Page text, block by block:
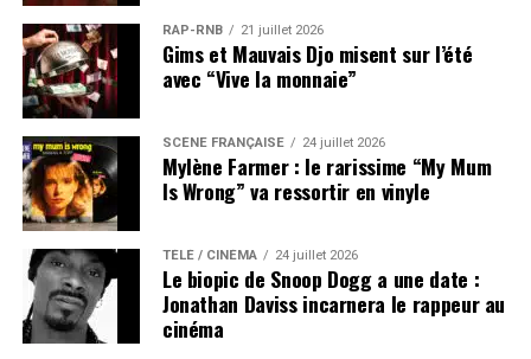
RAP-RNB 21 juillet 2026
Gims et Mauvais Djo misent sur l’été
avec “Vive la monnaie”
SCÈNE FRANÇAISE 24 juillet 2026
Mylène Farmer : le rarissime “My Mum
Is Wrong” va ressortir en vinyle
TÉLÉ / CINÉMA 24 juillet 2026
Le biopic de Snoop Dogg a une date :
Jonathan Daviss incarnera le rappeur au
cinéma